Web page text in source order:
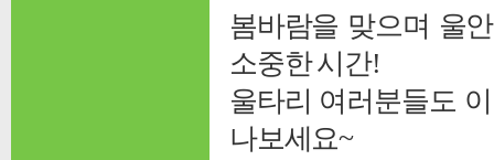
봄바람을 맞으며 울
소중한 시간!
울타리 여러분들도
나보세요~